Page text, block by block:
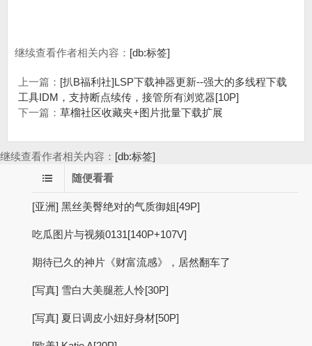
继续查看作者相关内容： [db:标签]
上一篇： [扒B福利社]LSP下载神器更新--强大的多线程下载
工具IDM，支持断点续传，接管所有浏览器[10P]
下一篇： 草榴社区收藏夹+图片批量下载扩展
继续查看作者相关内容： [db:标签]
随便看看
[亚洲] 黑丝美臀绝对的气质御姐[49P]
吃瓜图片与视频0131[140P+107V]
期待已久的神片《财富流感》，居然翻车了
[写真] 雪白大美腿惹人怜[30P]
[写真] 夏日调皮小妞好身材[50P]